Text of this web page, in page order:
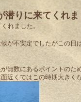
潜りに来てくれま
れました。
が不安定でしたがこの日
無数にあるポイントのた
近くではこの時期大きく